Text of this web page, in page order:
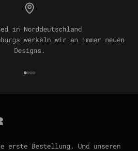
in Norddeutschland
werkeln wir an immer neuen
Designs.
Gehe zu Element 1
Gehe zu Element 2
Gehe zu Element 3
Gehe zu Element 4
erste Bestellung. Und unseren